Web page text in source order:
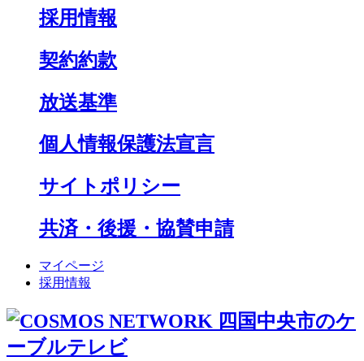
採用情報
契約約款
放送基準
個人情報保護法宣言
サイトポリシー
共済・後援・協賛申請
マイページ
採用情報